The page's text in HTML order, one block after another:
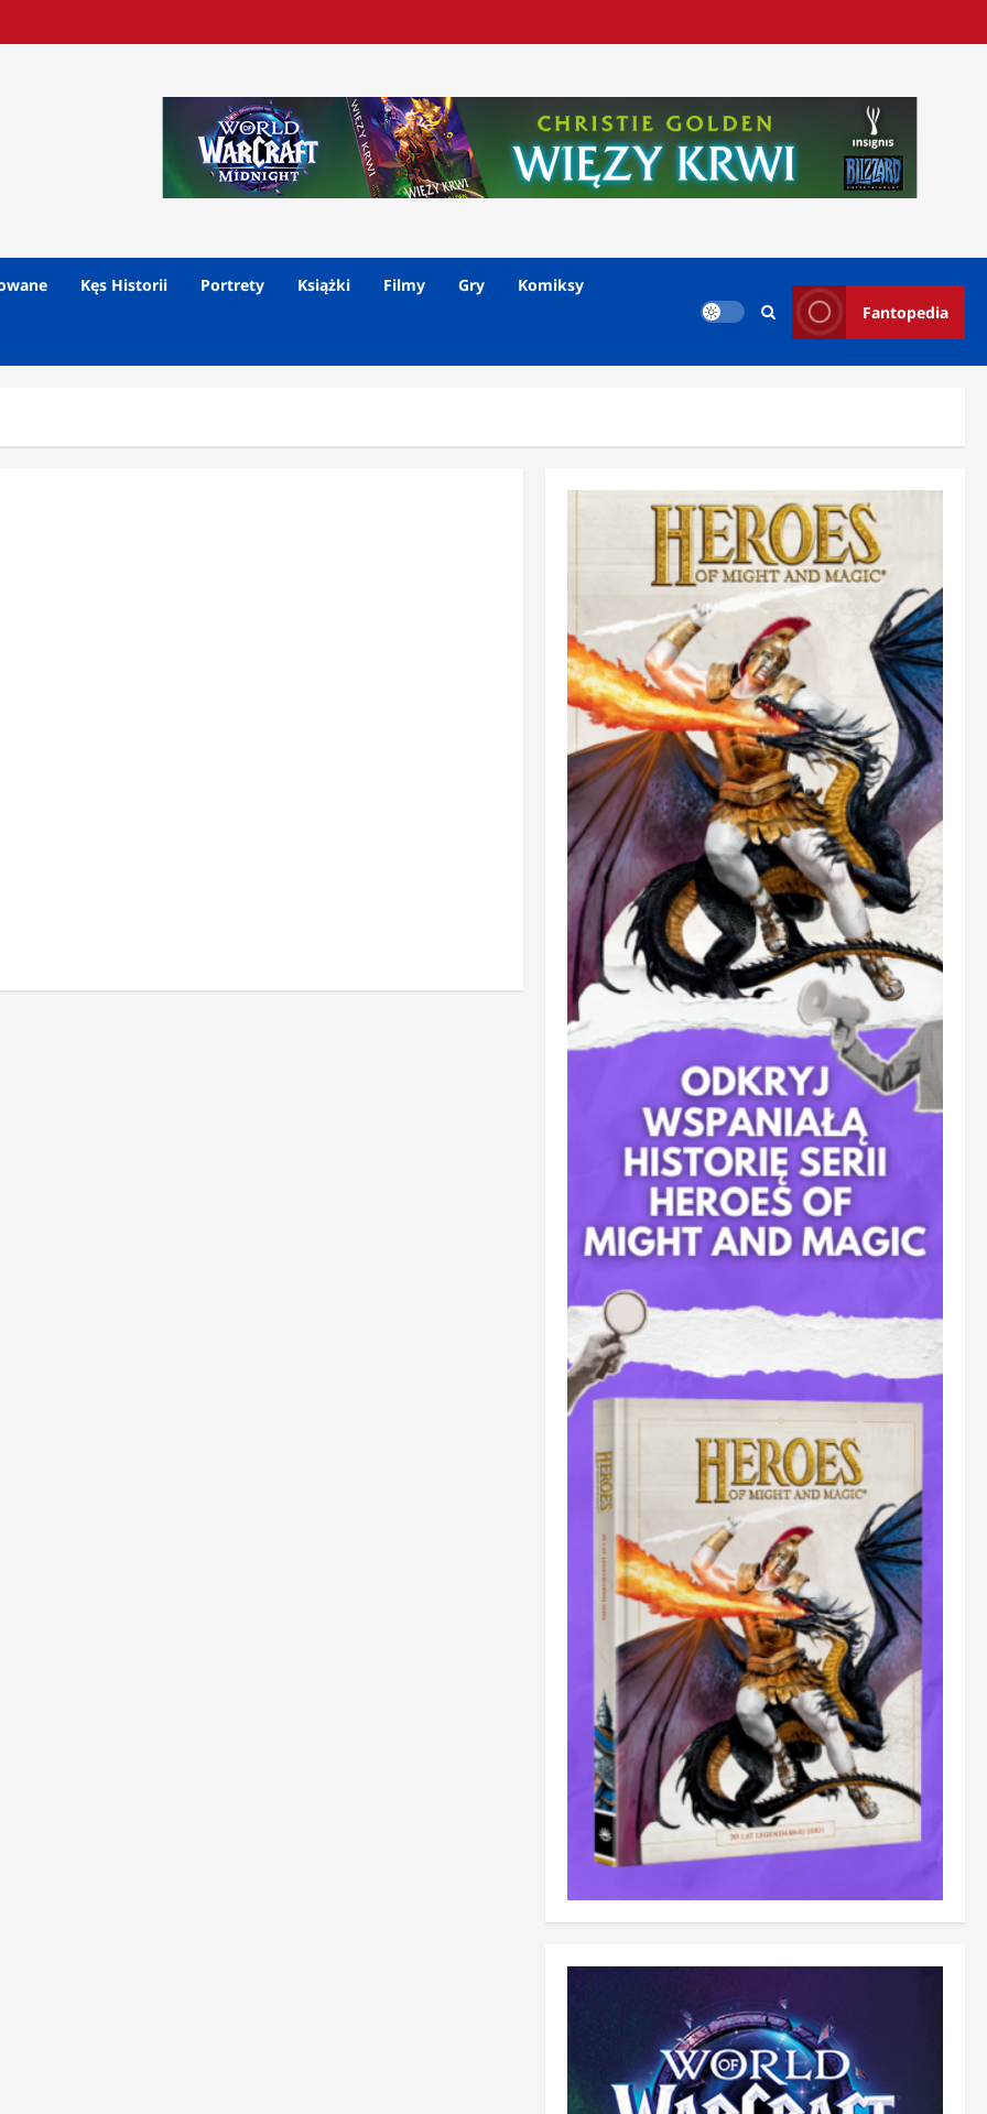
Kęs Historii Portrety Książki Filmy Gry Komiksy
Fantopedia